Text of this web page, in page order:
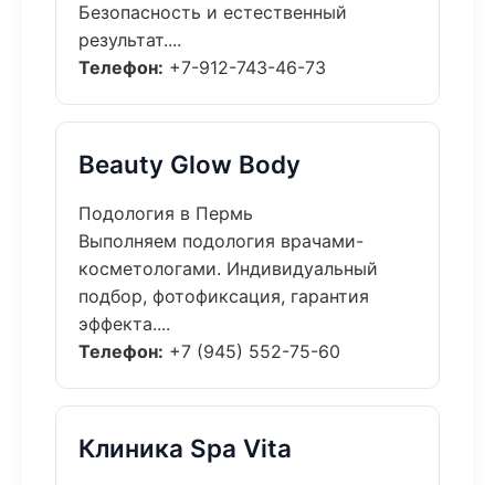
Безопасность и естественный
результат....
Телефон: +7-912-743-46-73
Beauty Glow Body
Подология в Пермь
Выполняем подология врачами-
косметологами. Индивидуальный
подбор, фотофиксация, гарантия
эффекта....
Телефон: +7 (945) 552-75-60
Клиника Spa Vita